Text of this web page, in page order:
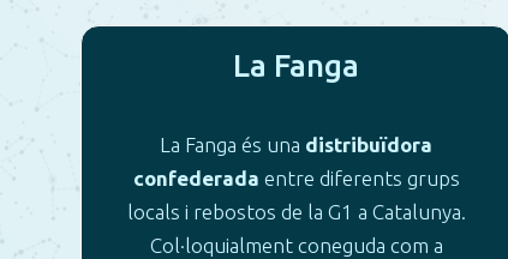
La Fanga
La Fanga és una distribuïdora
confederada entre diferents grups
locals i rebostos de la G1 a Catalunya.
Col·loquialment coneguda com a